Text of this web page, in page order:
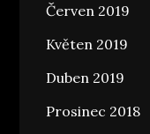
Červen 2019
Květen 2019
Duben 2019
Prosinec 2018